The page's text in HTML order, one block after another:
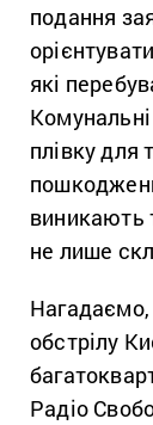
подання
які
плівку для
виникають
не лише
Нагадаємо,
обстрілу
Радіо